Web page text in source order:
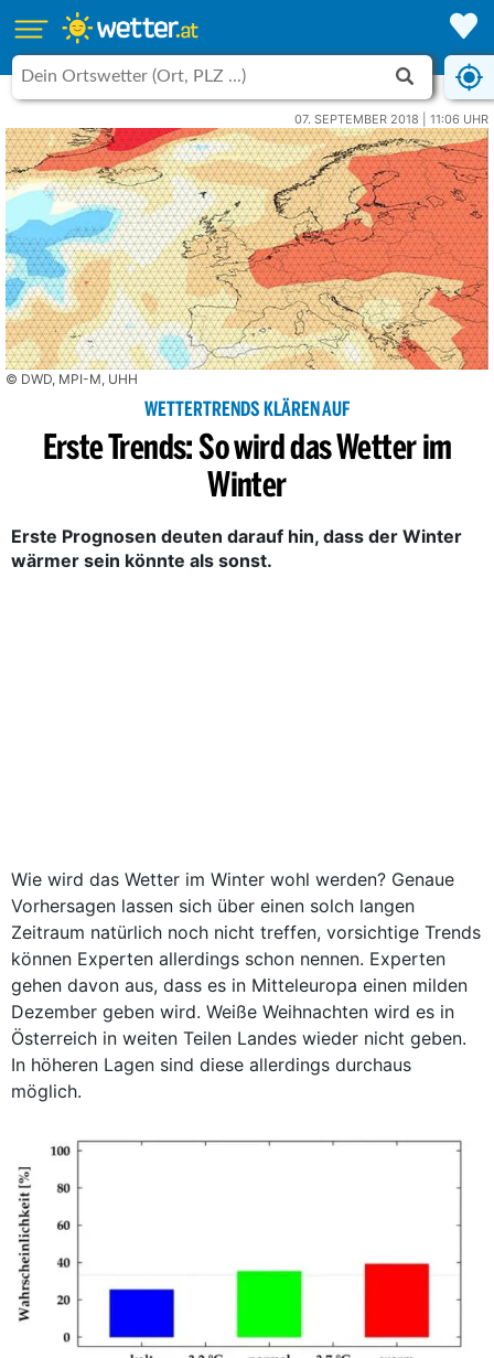
07. SEPTEMBER 2018 | 11:06 UHR
© DWD, MPI-M, UHH
WETTERTRENDS KLÄREN AUF
Erste Trends: So wird das Wetter im
Winter
Erste Prognosen deuten darauf hin, dass der Winter
wärmer sein könnte als sonst.
Wie wird das Wetter im Winter wohl werden? Genaue
Vorhersagen lassen sich über einen solch langen
Zeitraum natürlich noch nicht treffen, vorsichtige Trends
können Experten allerdings schon nennen. Experten
gehen davon aus, dass es in Mitteleuropa einen milden
Dezember geben wird. Weiße Weihnachten wird es in
Österreich in weiten Teilen Landes wieder nicht geben.
In höheren Lagen sind diese allerdings durchaus
möglich.